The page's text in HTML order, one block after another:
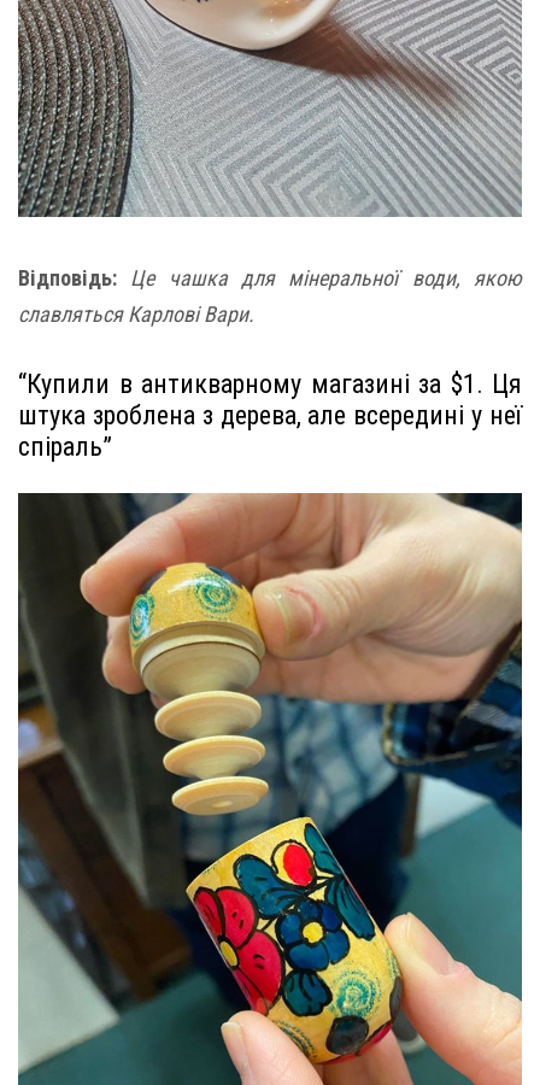
Відповідь: Це чашка для мінеральної води, якою
славляться Карлові Вари.
“Купили в антикварному магазині за $1. Ця
штука зроблена з дерева, але всередині у неї
спіраль”